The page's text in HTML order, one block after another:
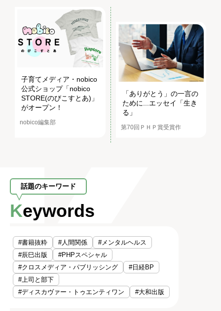
子育てメディア・nobico
公式ショップ「nobico
STORE(のびこすとあ)」
がオープン！
nobico編集部
「ありがとう」の一言の
ために...エッセイ「生き
る」
第70回ＰＨＰ賞受賞作
話題のキーワード
Keywords
#書籍抜粋 #人間関係
#メンタルヘルス
#辰巳出版
#PHPスペシャル
#クロスメディア・パブリッシング
#日経BP
#上司と部下
#ディスカヴァー・トゥエンティワン
#大和出版